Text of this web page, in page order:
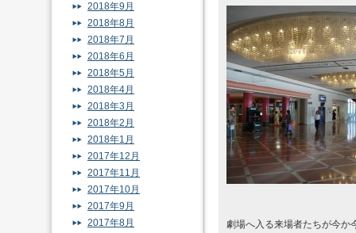
劇場へ入る来場者たちが今か
2018年9月
2018年8月
2018年7月
2018年6月
2018年5月
2018年4月
2018年3月
2018年2月
2018年1月
2017年12月
2017年11月
2017年10月
2017年9月
2017年8月